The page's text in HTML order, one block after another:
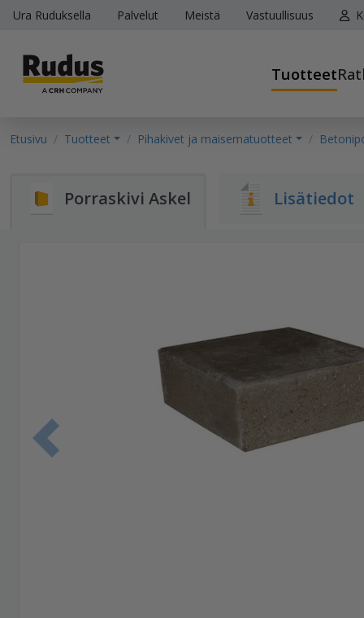
Ura Ruduksella Palvelut Meistä Vastuullisuus
Tuotteet
Etusivu Tuotteet Pihakivet ja maisematuotteet
Porraskivi Askel Lisätiedot
Edellinen